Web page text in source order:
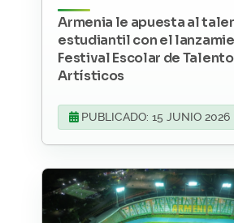
Armenia le apuesta al
estudiantil con el
Festival Escolar de
Artísticos
PUBLICADO: 15 JUNIO 2026